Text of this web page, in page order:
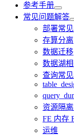
参考手册
常见问题解答
部署常
存算分离
数据迁移
数据湖
查询常
资源隔
FE 内存
运维